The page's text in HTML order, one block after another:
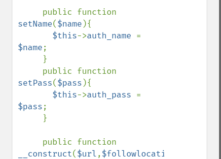
setName($name ){
$this->auth_name
$name;
setPass($pass ){
$this->auth_pass
$pass;
__construct($url,